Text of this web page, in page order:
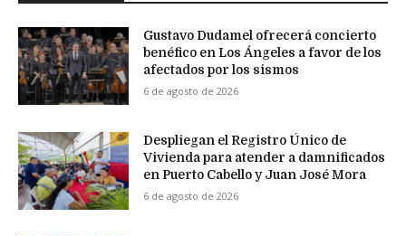
Gustavo Dudamel ofrecerá concierto
benéfico en Los Ángeles a favor de los
afectados por los sismos
6 de agosto de 2026
Despliegan el Registro Único de
Vivienda para atender a damnificados
en Puerto Cabello y Juan José Mora
6 de agosto de 2026